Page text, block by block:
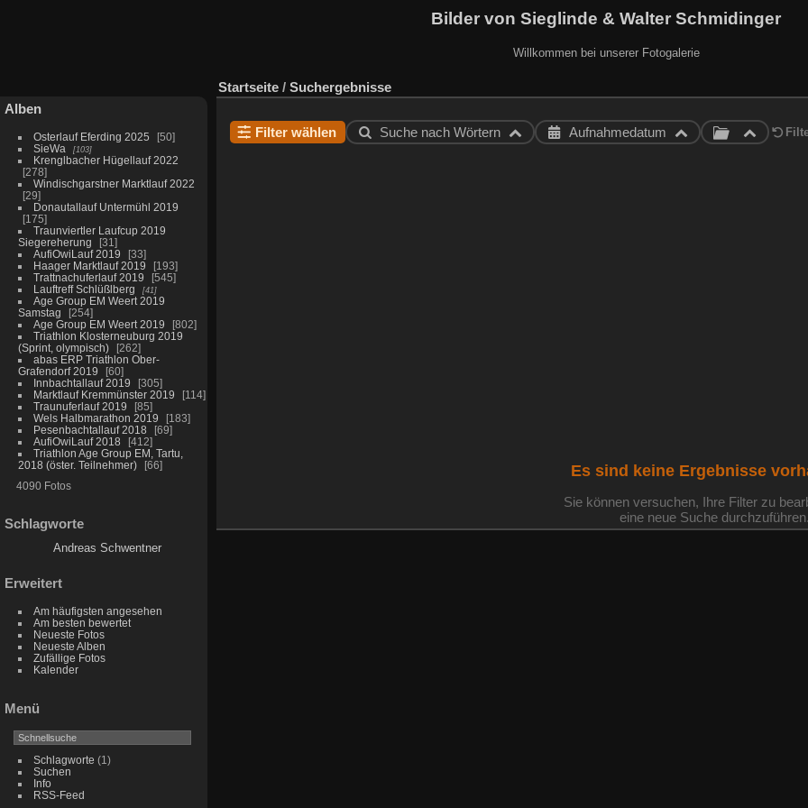
Bilder von Sieglinde & Walter Schmidinger
Willkommen bei unserer Fotogalerie
Alben
Osterlauf Eferding 2025
50
SieWa
103
Krenglbacher Hügellauf 2022
278
Windischgarstner Marktlauf 2022
29
Donautallauf Untermühl 2019
175
Traunviertler Laufcup 2019
Siegereherung
31
AufiOwiLauf 2019
33
Haager Marktlauf 2019
193
Trattnachuferlauf 2019
545
Lauftreff Schlüßlberg
41
Age Group EM Weert 2019
Samstag
254
Age Group EM Weert 2019
802
Triathlon Klosterneuburg 2019
(Sprint, olympisch)
262
abas ERP Triathlon Ober-
Grafendorf 2019
60
Innbachtallauf 2019
305
Marktlauf Kremmünster 2019
114
Traunuferlauf 2019
85
Wels Halbmarathon 2019
183
Pesenbachtallauf 2018
69
AufiOwiLauf 2018
412
Triathlon Age Group EM, Tartu,
2018 (öster. Teilnehmer)
66
4090 Fotos
Schlagworte
Andreas Schwentner
Erweitert
Am häufigsten angesehen
Am besten bewertet
Neueste Fotos
Neueste Alben
Zufällige Fotos
Kalender
Menü
Schlagworte (1)
Suchen
Info
RSS-Feed
Startseite / Suchergebnisse
Filter wählen Suche nach Wörtern Aufnahmedatum
Es sind keine Ergebnisse
Sie können versuchen, Ihre Filter zu
eine neue Suche durchzuführen.